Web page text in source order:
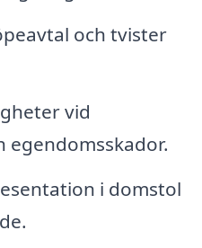
och tvister
vid
egendomsskador.
i domstol